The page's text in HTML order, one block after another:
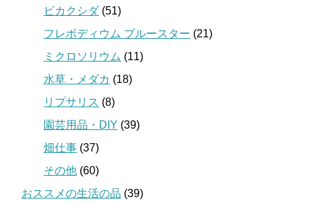
ビカクシダ(51)
フレボディウム ブルースター (21)
ミクロソリウム (11)
水草・メダカ (18)
リプサリス (8)
園芸用品・DIY (39)
畑仕事 (37)
その他 (60)
おススメの生活の品 (39)